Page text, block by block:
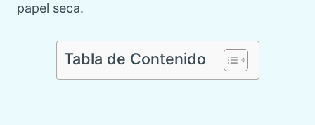
papel seca.
Tabla de Contenido